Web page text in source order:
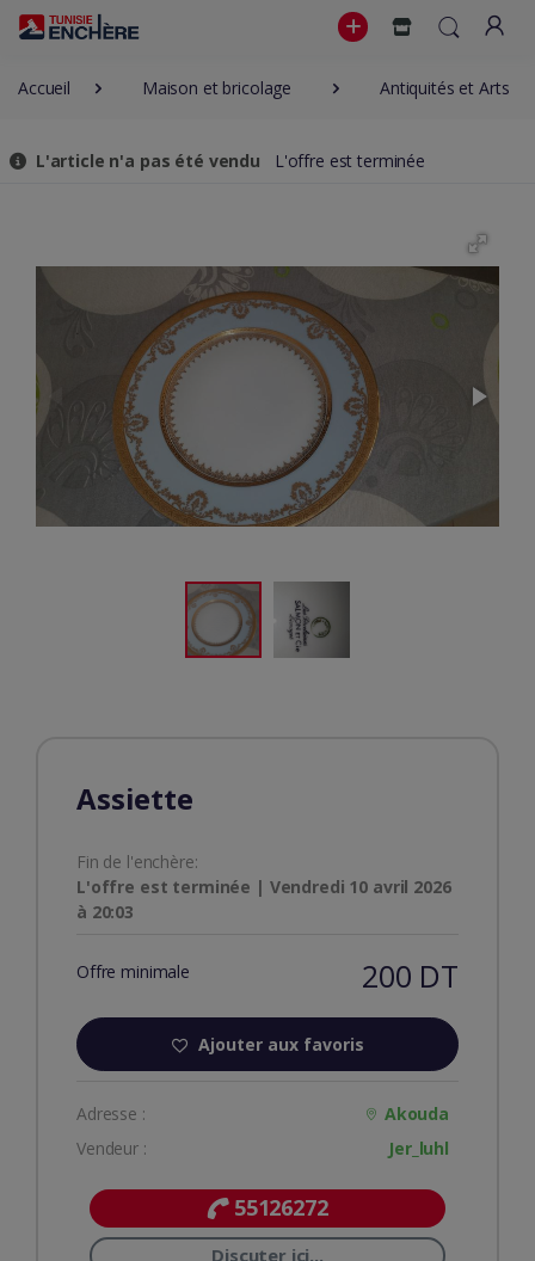
Accueil Maison et bricolage Antiquités et Arts
L'article n'a pas été vendu L'offre est terminée
Assiette
Fin de l'enchère:
L'offre est terminée | Vendredi 10 avril 2026
à 20:03
Offre minimale 200 DT
Ajouter aux favoris
Adresse :
Akouda
Vendeur :
Jer_luhl
55126272
Discuter ici...